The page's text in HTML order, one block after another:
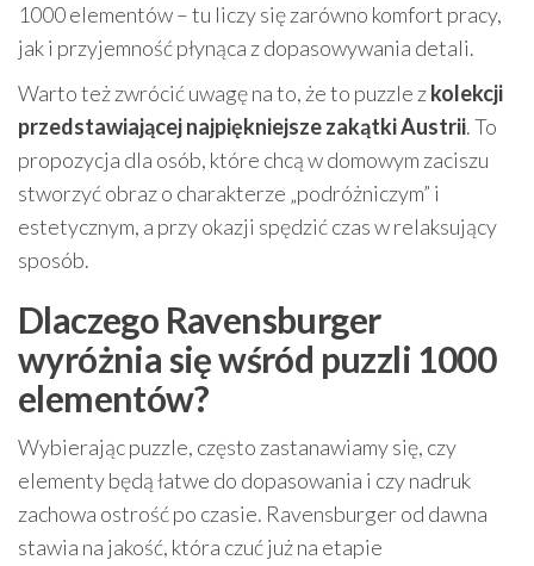
1000 elementów – tu liczy się zarówno komfort pracy,
jak i przyjemność płynąca z dopasowywania detali.
Warto też zwrócić uwagę na to, że to puzzle zkolekcji
przedstawiającej najpiękniejsze zakątki Austrii. To
propozycja dla osób, które chcą w domowym zaciszu
stworzyć obraz o charakterze „podróżniczym” i
estetycznym, a przy okazji spędzić czas w relaksujący
sposób.
Dlaczego Ravensburger
wyróżnia się wśród puzzli 1000
elementów?
Wybierając puzzle, często zastanawiamy się, czy
elementy będą łatwe do dopasowania i czy nadruk
zachowa ostrość po czasie. Ravensburger od dawna
stawia na jakość, która czuć już na etapie